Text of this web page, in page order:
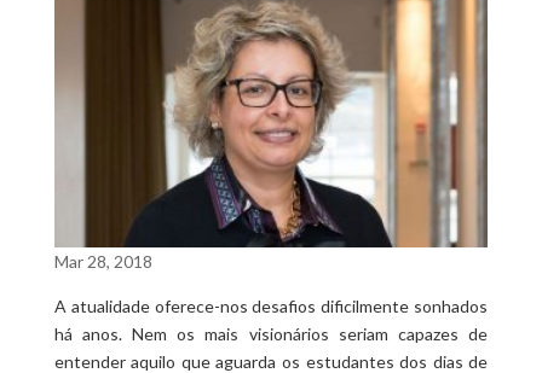
Mar 28, 2018
A atualidade oferece-nos desafios dificilmente sonhados
há anos. Nem os mais visionários seriam capazes de
entender aquilo que aguarda os estudantes dos dias de